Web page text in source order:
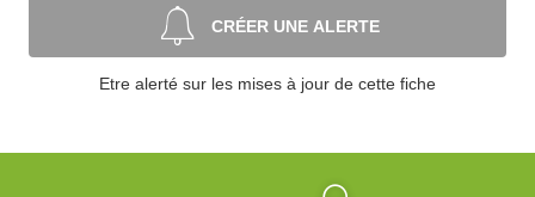
CRÉER UNE ALERTE
Etre alerté sur les mises à jour de cette fiche